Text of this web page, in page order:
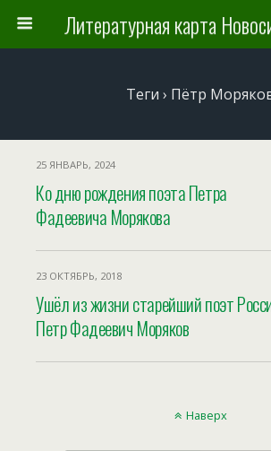
Теги › Пётр
25 ЯНВАРЬ, 2024
Ко дню рождения поэта Петра
Фадеевича Морякова
23 ОКТЯБРЬ, 2018
Ушёл из жизни старейший поэт
Петр Фадеевич Моряков
Наверх